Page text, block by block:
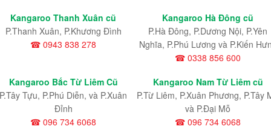
Kangaroo Thanh Xuân cũ
P.Thanh Xuân, P.Khương Đình
☎ 0943 838 278
Kangaroo Hà Đông cũ
P.Hà Đông, P.Dương Nội, P.Yên
Nghĩa, P.Phú Lương và P.Kiến
☎ 0338 856 600
Kangaroo Bắc Từ Liêm Cũ
P.Tây Tựu, P.Phú Diễn, và P.Xuân
Đỉnh
☎ 096 734 6068
Kangaroo Nam Từ Liêm cũ
P.Từ Liêm, P.Xuân Phương, P.Tây
và P.Đại Mỗ
☎ 096 734 6068